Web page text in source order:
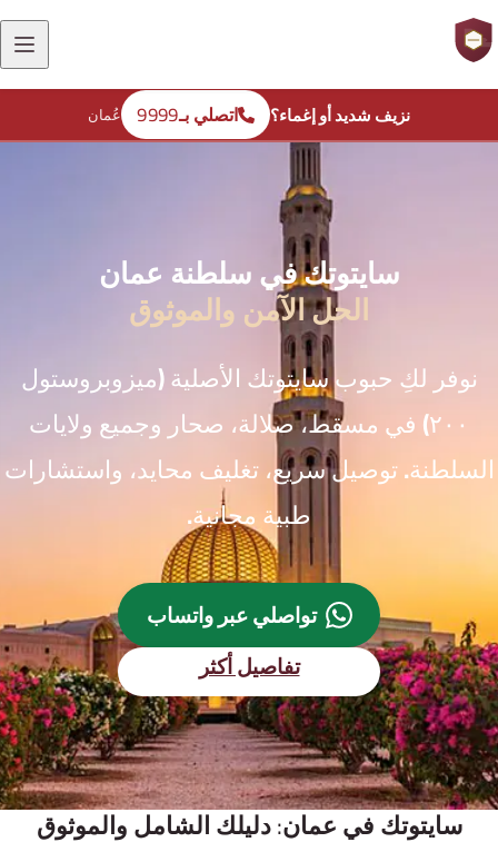
نزيف شديد أو إغماء؟ اتصلي بـ9999 عُمان
سايتوتك في سلطنة عمان
الحل الآمن والموثوق
نوفر لكِ حبوب سايتوتك الأصلية (ميزوبروستول
٢٠٠) في مسقط، صلالة، صحار وجميع ولايات
السلطنة. توصيل سريع، تغليف محايد، واستشارات
طبية مجانية.
تواصلي عبر واتساب
(يفتح في نافذة جديدة)
تفاصيل أكثر
سايتوتك في عمان: دليلك الشامل والموثوق